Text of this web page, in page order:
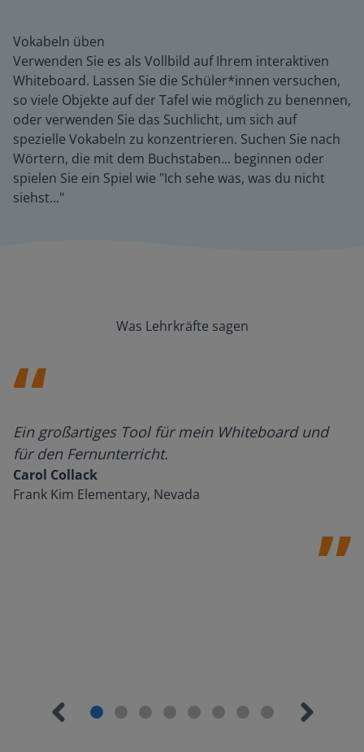
Vokabeln üben
Verwenden Sie es als Vollbild auf Ihrem interaktiven
Whiteboard. Lassen Sie die Schüler*innen versuchen,
so viele Objekte auf der Tafel wie möglich zu benennen,
oder verwenden Sie das Suchlicht, um sich auf
spezielle Vokabeln zu konzentrieren. Suchen Sie nach
Wörtern, die mit dem Buchstaben... beginnen oder
spielen Sie ein Spiel wie "Ich sehe was, was du nicht
siehst..."
Was Lehrkräfte sagen
Ein großartiges Tool für mein Whiteboard und
für den Fernunterricht.
Carol Collack
Frank Kim Elementary, Nevada